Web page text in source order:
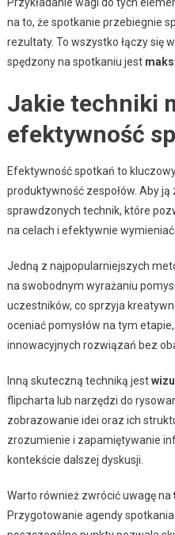
na to, że spotkanie przebiegnie
rezultaty. To wszystko łączy się
spędzony na spotkaniu jest
Jakie techniki
efektywność
Efektywność spotkań to
produktywność zespołów. Aby
sprawdzonych technik, które
na celach i efektywnie wymieniać
Jedną z najpopularniejszych
na swobodnym wyrażaniu
uczestników, co sprzyja
oceniać pomysłów na tym
innowacyjnych rozwiązań bez
Inną skuteczną techniką jest
flipcharta lub narzędzi do
zobrazowanie idei oraz ich
zrozumienie i zapamiętywanie
kontekście dalszej dyskusji.
Warto również zwrócić uwagę na
Przygotowanie agendy